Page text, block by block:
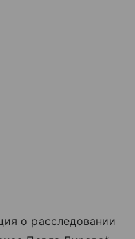
о расследовании